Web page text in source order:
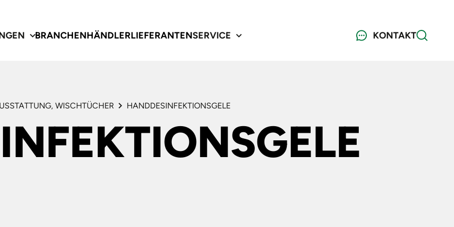
BRANCHENHÄNDLERLIEFERANTENSERVICE KONTAKT
WISCHTÜCHER HANDDESINFEKTIONSGELE